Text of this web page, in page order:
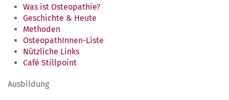
Was ist Osteopathie?
Geschichte & Heute
Methoden
OsteopathInnen-Liste
Nützliche Links
Café Stillpoint
Ausbildung